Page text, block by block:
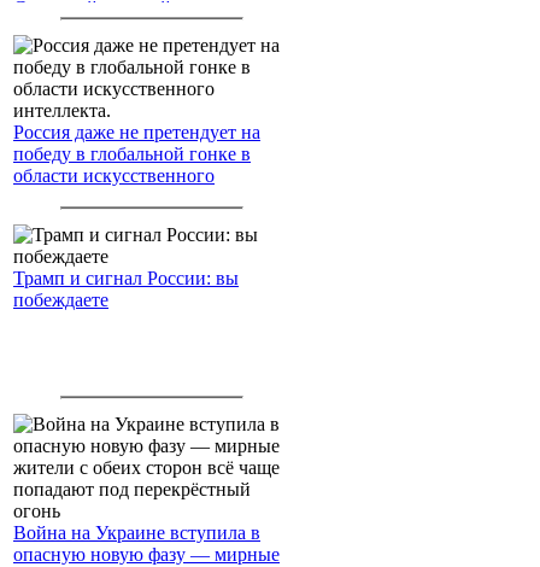
Северный морской путь
Россия даже не претендует на
победу в глобальной гонке в
области искусственного
Трамп и сигнал России: вы
побеждаете
Война на Украине вступила в
опасную новую фазу — мирные